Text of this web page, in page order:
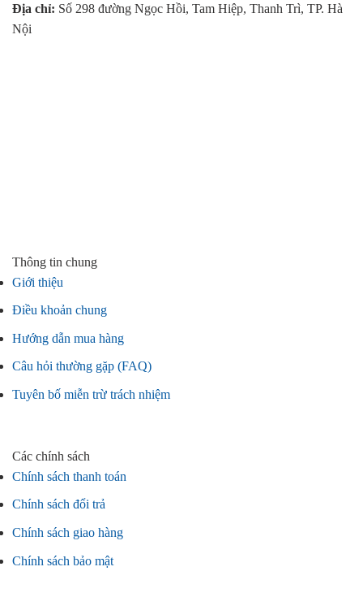
Địa chỉ: Số 298 đường Ngọc Hồi, Tam Hiệp, Thanh Trì, TP. Hà
Nội
Thông tin chung
Giới thiệu
Điều khoản chung
Hướng dẫn mua hàng
Câu hỏi thường gặp (FAQ)
Tuyên bố miễn trừ trách nhiệm
Các chính sách
Chính sách thanh toán
Chính sách đổi trả
Chính sách giao hàng
Chính sách bảo mật